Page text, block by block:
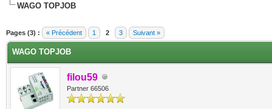
WAGO TOPJOB
Pages (3) : « Précédent 1 2 3 Suivant »
WAGO TOPJOB
filou59
Partner 66506